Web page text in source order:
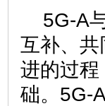
5G-A
互补、共
进的过程
础。5G-